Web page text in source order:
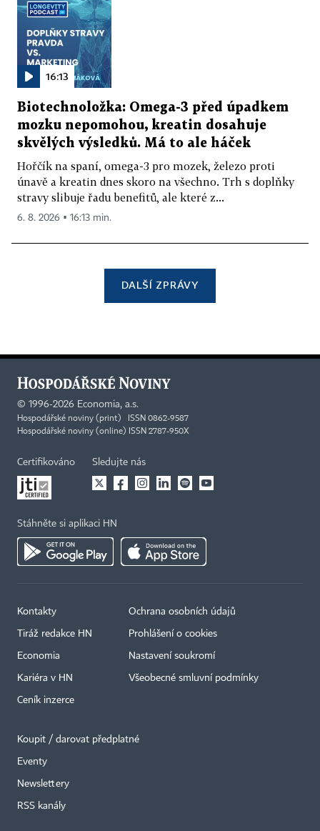
16:13
Biotechnoložka: Omega-3 před úpadkem
mozku nepomohou, kreatin dosahuje
skvělých výsledků. Má to ale háček
Hořčík na spaní, omega-3 pro mozek, železo proti
únavě a kreatin dnes skoro na všechno. Trh s doplňky
stravy slibuje řadu benefitů, ale které z...
6. 8. 2026 ▪ 16:13 min.
DALŠÍ ZPRÁVY
© 1996-2026 Economia, a.s.
Hospodářské noviny (print) ISSN 0862-9587
Hospodářské noviny (online) ISSN 2787-950X
Certifikováno Sledujte nás
Stáhněte si aplikaci HN
Kontakty
Tiráž redakce HN
Economia
Kariéra v HN
Ceník inzerce
Ochrana osobních údajů
Prohlášení o cookies
Nastavení soukromí
Všeobecné smluvní podmínky
Koupit / darovat předplatné
Eventy
Newslettery
RSS kanály